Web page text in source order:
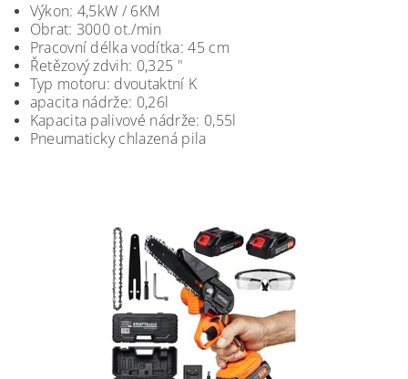
Výkon: 4,5kW / 6KM
Obrat: 3000 ot./min
Pracovní délka vodítka: 45 cm
Řetězový zdvih: 0,325 "
Typ motoru: dvoutaktní K
apacita nádrže: 0,26l
Kapacita palivové nádrže: 0,55l
Pneumaticky chlazená pila